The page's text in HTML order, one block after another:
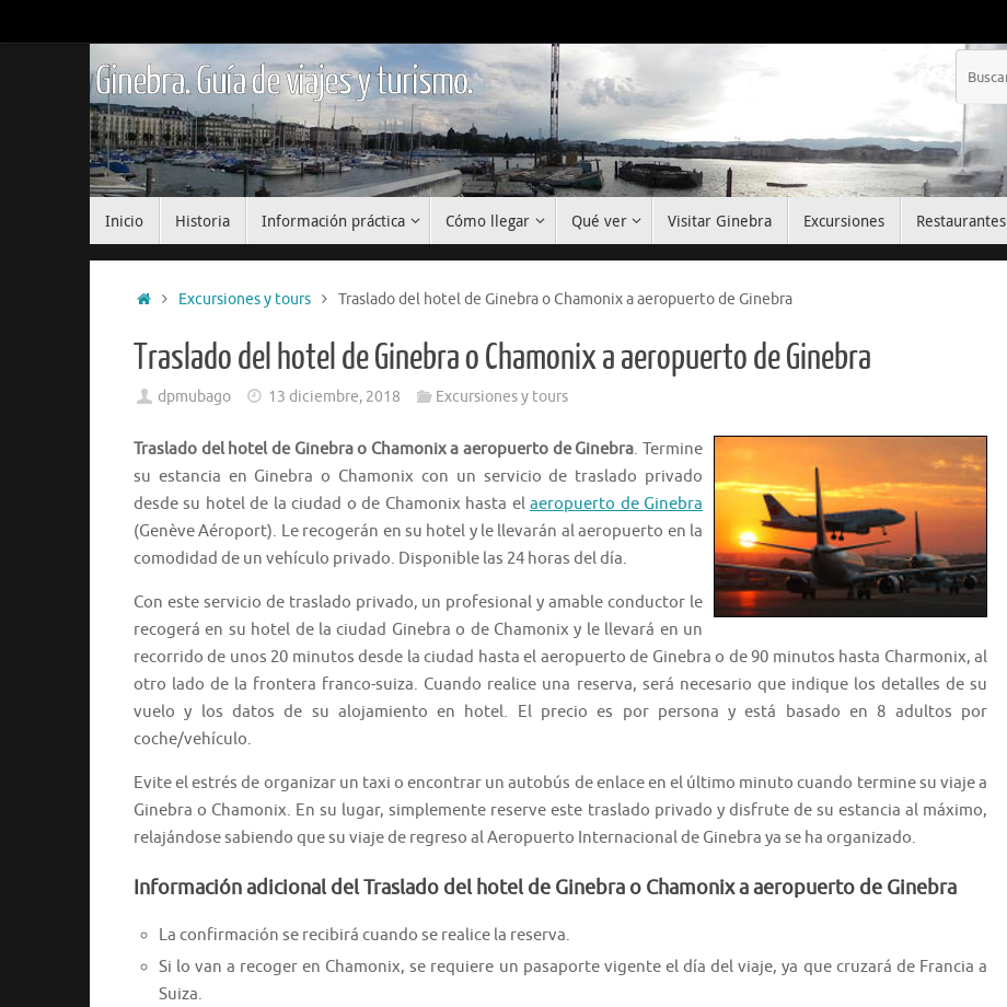
al
Ginebra. Guía de viajes y turismo.
Inicio Historia Información práctica Cómo llegar Qué ver Visitar Ginebra Excursiones Restaurantes
InicioExcursiones y tours Traslado del hotel de Ginebra o Chamonix a aeropuerto de Ginebra
Traslado del hotel de Ginebra o Chamonix a aeropuerto de Ginebra
dpmubago 13 diciembre, 2018 Excursiones y tours
Traslado del hotel de Ginebra o Chamonix a aeropuerto de Ginebra. Termine
su estancia en Ginebra o Chamonix con un servicio de traslado privado
desde su hotel de la ciudad o de Chamonix hasta elaeropuerto de Ginebra
(Genève Aéroport). Le recogerán en su hotel y le llevarán al aeropuerto en la
comodidad de un vehículo privado. Disponible las 24 horas del día.
Con este servicio de traslado privado, un profesional y amable conductor le
recogerá en su hotel de la ciudad Ginebra o de Chamonix y le llevará en un
recorrido de unos 20 minutos desde la ciudad hasta el aeropuerto de Ginebra o de 90 minutos hasta Charmonix, al
otro lado de la frontera franco-suiza. Cuando realice una reserva, será necesario que indique los detalles de su
vuelo y los datos de su alojamiento en hotel. El precio es por persona y está basado en 8 adultos por
coche/vehículo.
Evite el estrés de organizar un taxi o encontrar un autobús de enlace en el último minuto cuando termine su viaje a
Ginebra o Chamonix. En su lugar, simplemente reserve este traslado privado y disfrute de su estancia al máximo,
relajándose sabiendo que su viaje de regreso al Aeropuerto Internacional de Ginebra ya se ha organizado.
Información adicional del Traslado del hotel de Ginebra o Chamonix a aeropuerto de Ginebra
La confirmación se recibirá cuando se realice la reserva.
Si lo van a recoger en Chamonix, se requiere un pasaporte vigente el día del viaje, ya que cruzará de Francia a
Suiza.